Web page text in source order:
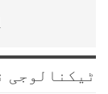
ٹیکنالوجی